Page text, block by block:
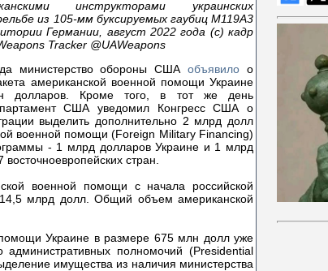
инструкторами украинских
из 105-мм буксируемых гаубиц М119А3
Германии, август 2022 года (с) кадр
Tracker @UAWeapons
министерство обороны США объявило о
американской военной помощи Украине
долларов. Кроме того, в тот же день
США уведомил Конгресс США о
выделить дополнительно 2 млрд долл
военной помощи (Foreign Military Financing)
- 1 млрд долларов Украине и 1 млрд
стран.
военной помощи с начала российской
млрд долл. Общий объем американской
Украине в размере 675 млн долл уже
полномочий (Presidential
имущества из наличия министерства